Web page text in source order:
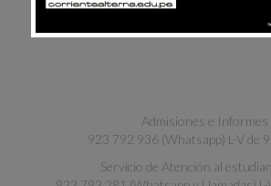
Admisiones e Informes
923 792 936 (Whatsapp) L-V de
Servicio de Atención al